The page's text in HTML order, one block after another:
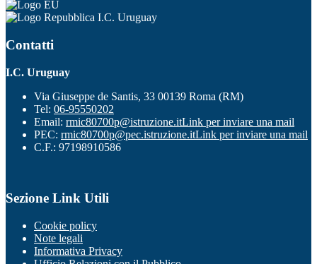
I.C. Uruguay
Contatti
I.C. Uruguay
Via Giuseppe de Santis, 33 00139 Roma (RM)
Tel: 06-95550202
Email: rmic80700p@istruzione.itLink per inviare una mail
PEC: rmic80700p@pec.istruzione.itLink per inviare una mail
C.F.: 97198910586
Sezione Link Utili
Cookie policy
Note legali
Informativa Privacy